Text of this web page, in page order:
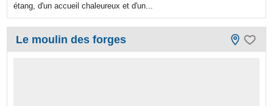
étang, d'un accueil chaleureux et d'un...
Le moulin des forges